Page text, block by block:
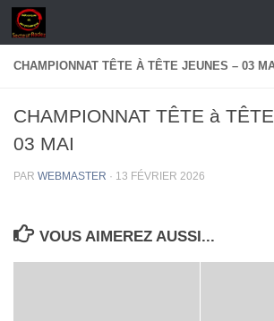
Skip to content
CHAMPIONNAT TÊTE À TÊTE JEUNES – 03
CHAMPIONNAT TÊTE à
03 MAI
PAR WEBMASTER · 13 FÉVRIER 2026
VOUS AIMEREZ AUSSI...